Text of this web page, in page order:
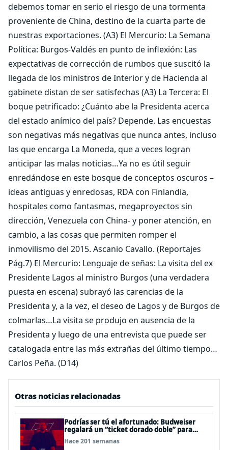
debemos tomar en serio el riesgo de una tormenta
proveniente de China, destino de la cuarta parte de
nuestras exportaciones. (A3) El Mercurio: La Semana
Política: Burgos-Valdés en punto de inflexión: Las
expectativas de corrección de rumbos que suscitó la
llegada de los ministros de Interior y de Hacienda al
gabinete distan de ser satisfechas (A3) La Tercera: El
boque petrificado: ¿Cuánto abe la Presidenta acerca
del estado anímico del país? Depende. Las encuestas
son negativas más negativas que nunca antes, incluso
las que encarga La Moneda, que a veces logran
anticipar las malas noticias…Ya no es útil seguir
enredándose en este bosque de conceptos oscuros –
ideas antiguas y enredosas, RDA con Finlandia,
hospitales como fantasmas, megaproyectos sin
dirección, Venezuela con China- y poner atención, en
cambio, a las cosas que permiten romper el
inmovilismo del 2015. Ascanio Cavallo. (Reportajes
Pág.7) El Mercurio: Lenguaje de señas: La visita del ex
Presidente Lagos al ministro Burgos (una verdadera
puesta en escena) subrayó las carencias de la
Presidenta y, a la vez, el deseo de Lagos y de Burgos de
colmarlas…La visita se produjo en ausencia de la
Presidenta y luego de una entrevista que puede ser
catalogada entre las más extrañas del último tiempo…
Carlos Peña. (D14)
Otras noticias relacionadas
Podrías ser tú el afortunado: Budweiser
regalará un “ticket dorado doble” para
llevar a fanáticos al Mundial de Qatar 2022
con todo pagado
Hace 201 semanas